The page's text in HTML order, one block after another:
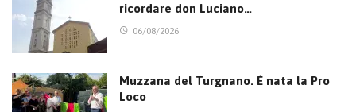
ricordare don Luciano…
06/08/2026
Muzzana del Turgnano. È nata la Pro
Loco